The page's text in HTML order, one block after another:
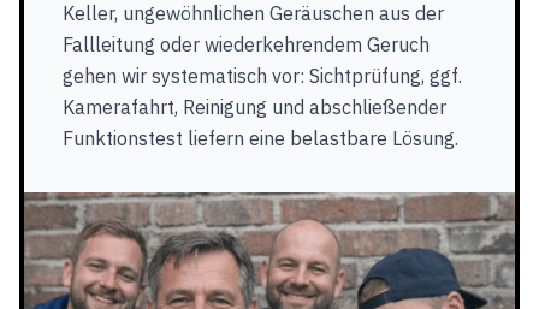
Keller, ungewöhnlichen Geräuschen aus der
Fallleitung oder wiederkehrendem Geruch
gehen wir systematisch vor: Sichtprüfung, ggf.
Kamerafahrt, Reinigung und abschließender
Funktionstest liefern eine belastbare Lösung.